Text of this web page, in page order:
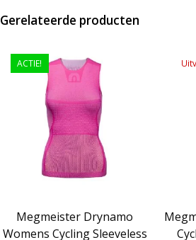
Gerelateerde producten
ACTIE!
Megmeister Drynamo
Womens Cycling Sleeveless